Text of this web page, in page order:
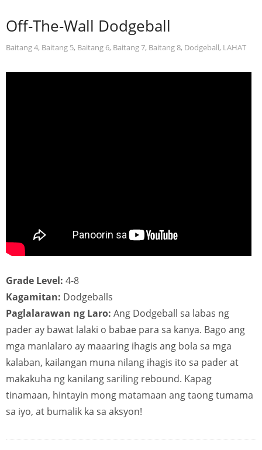
Off-The-Wall Dodgeball
Baitang 4, Baitang 5, Baitang 6, Baitang 7, Baitang 8, Dodgeball, LAHAT
Grade Level: 4-8
Kagamitan: Dodgeballs
Paglalarawan ng Laro: Ang Dodgeball sa labas ng
pader ay bawat lalaki o babae para sa kanya. Bago ang
mga manlalaro ay maaaring ihagis ang bola sa mga
kalaban, kailangan muna nilang ihagis ito sa pader at
makakuha ng kanilang sariling rebound. Kapag
tinamaan, hintayin mong matamaan ang taong tumama
sa iyo, at bumalik ka sa aksyon!